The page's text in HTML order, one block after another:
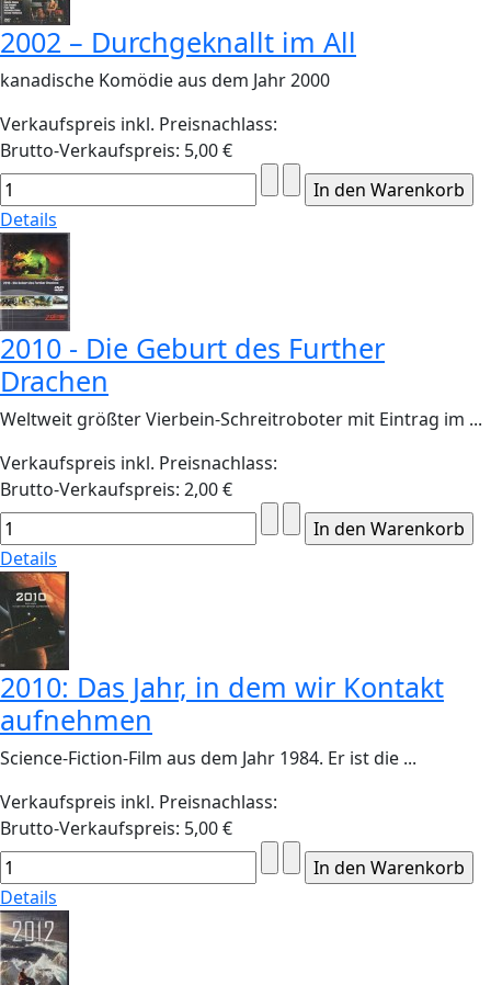
2002 – Durchgeknallt im All
kanadische Komödie aus dem Jahr 2000
Verkaufspreis inkl. Preisnachlass:
Brutto-Verkaufspreis: 5,00 €
Details
2010 - Die Geburt des Further
Drachen
Weltweit größter Vierbein-Schreitroboter mit Eintrag im ...
Verkaufspreis inkl. Preisnachlass:
Brutto-Verkaufspreis: 2,00 €
Details
2010: Das Jahr, in dem wir Kontakt
aufnehmen
Science-Fiction-Film aus dem Jahr 1984. Er ist die ...
Verkaufspreis inkl. Preisnachlass:
Brutto-Verkaufspreis: 5,00 €
Details